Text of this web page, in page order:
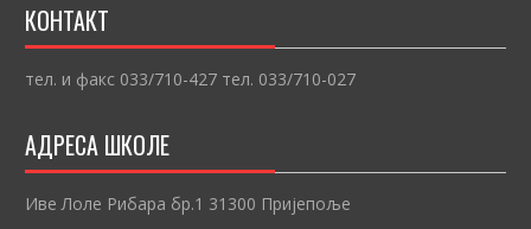
КОНТАКТ
тел. и факс 033/710-427 тел. 033/710-027
АДРЕСА ШКОЛЕ
Иве Лоле Рибара бр.1 31300 Пријепоље